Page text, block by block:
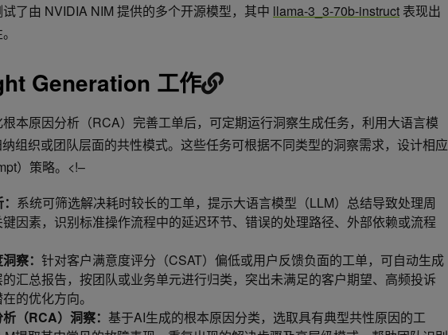
了由 NVIDIA NIM 提供的多个开源模型，其中 llama-3_3-70b-instruct 表现出
Generation 工作
本原因分析（RCA）完善工单后，可定期运行洞察生成任务，利用大语言模
组织或团队层面的共性模式。这些任务可根据不同类型的洞察需求，设计相应
）策略。<!–
系统可筛选解决耗时较长的工单，提示大语言模型（LLM）总结导致处理周
因素，识别标准操作流程中的延迟环节、错误的处理路径、外部依赖或流程
察： 针对客户满意度评分（CSAT）偏低或用户反馈负面的工单，可自动生成
汇总报告，按团队或业务单元进行归类，突出未满足的客户期望、高频投诉
的优化方向。
（RCA）洞察： 基于AI生成的根本原因分类，选取具有典型共性原因的工